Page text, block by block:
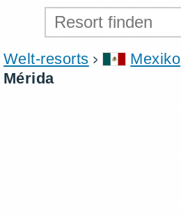
Welt-resorts Mexiko
Mérida